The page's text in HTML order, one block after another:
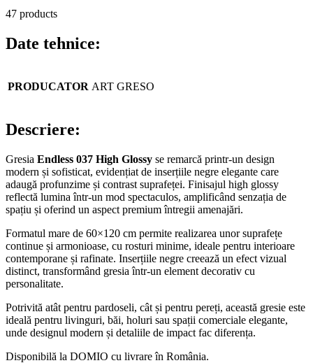
47 products
Date tehnice:
PRODUCATOR ART GRESO
Descriere:
Gresia Endless 037 High Glossy se remarcă printr-un design
modern și sofisticat, evidențiat de inserțiile negre elegante care
adaugă profunzime și contrast suprafeței. Finisajul high glossy
reflectă lumina într-un mod spectaculos, amplificând senzația de
spațiu și oferind un aspect premium întregii amenajări.
Formatul mare de 60×120 cm permite realizarea unor suprafețe
continue și armonioase, cu rosturi minime, ideale pentru interioare
contemporane și rafinate. Inserțiile negre creează un efect vizual
distinct, transformând gresia într-un element decorativ cu
personalitate.
Potrivită atât pentru pardoseli, cât și pentru pereți, această gresie este
ideală pentru livinguri, băi, holuri sau spații comerciale elegante,
unde designul modern și detaliile de impact fac diferența.
Disponibilă la DOMIO cu livrare în România.